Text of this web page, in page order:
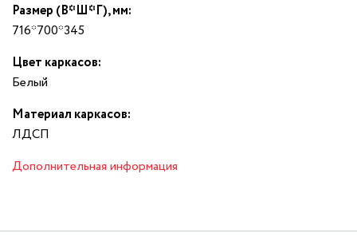
Размер (В*Ш*Г), мм:
716*700*345
Цвет каркасов:
Белый
Материал каркасов:
ЛДСП
Дополнительная информация